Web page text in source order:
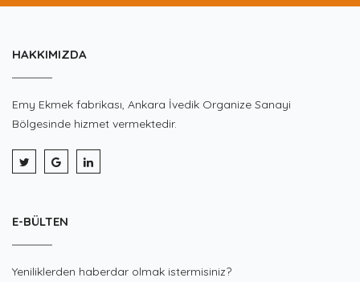
HAKKIMIZDA
Emy Ekmek fabrikası, Ankara İvedik Organize Sanayi
Bölgesinde hizmet vermektedir.
E-BÜLTEN
Yeniliklerden haberdar olmak istermisiniz?